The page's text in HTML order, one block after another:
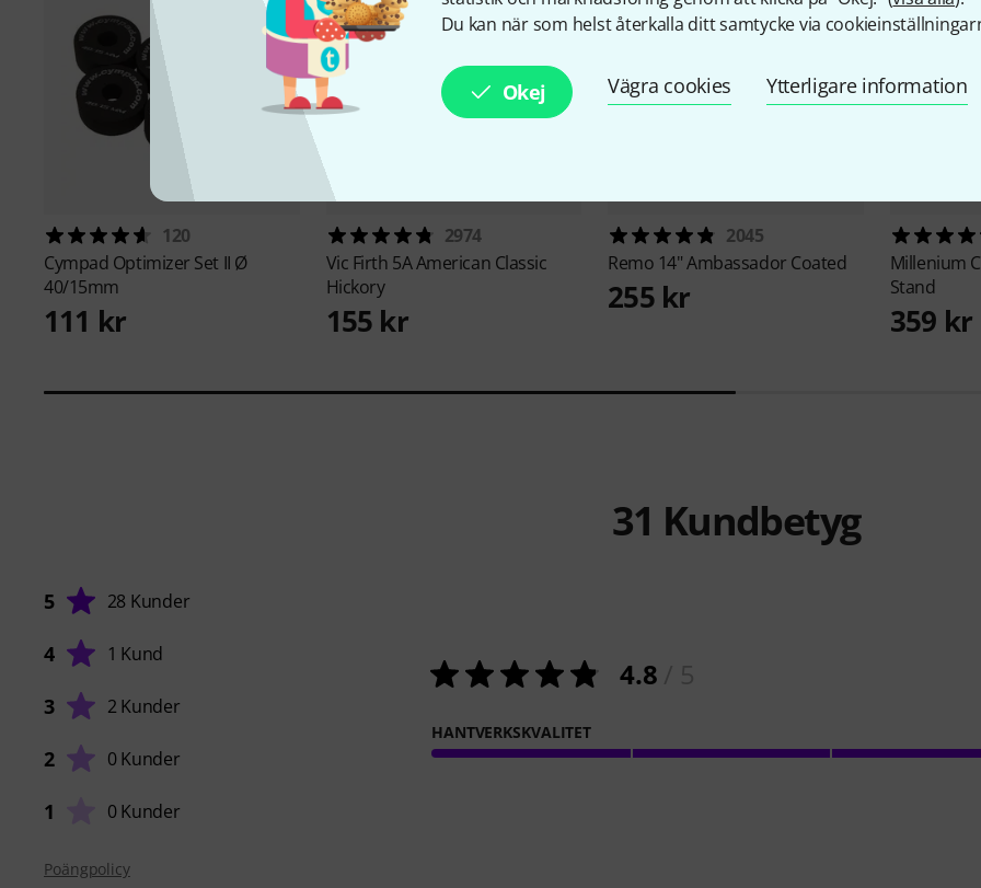
Du kan när som helst återkalla ditt samtycke via
Okej Vägra cookies Ytterligare information
120
Cympad Optimizer Set II Ø
40/15mm
111 kr
2974
Vic Firth 5A American Classic
Hickory
155 kr
2045
Remo 14" Ambassador Coated
255 kr
Millenium
Stand
359 kr
31 Kundbetyg
5 28 Kunder
4 1 Kund
3 2 Kunder
2 0 Kunder
1 0 Kunder
4.8
HANTVERKSKVALITET
Poängpolicy